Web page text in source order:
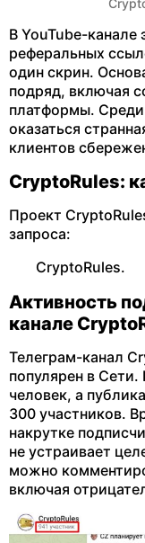
В YouTube-канале
реферальных
один скрин.
подряд, включая
платформы.
оказаться
клиентов
CryptoRules:
Проект
запроса:
CryptoRules.
Активность
канале
Телеграм-канал
популярен в Сети.
человек, а
300 участников.
накрутке
не устраивает
можно
включая